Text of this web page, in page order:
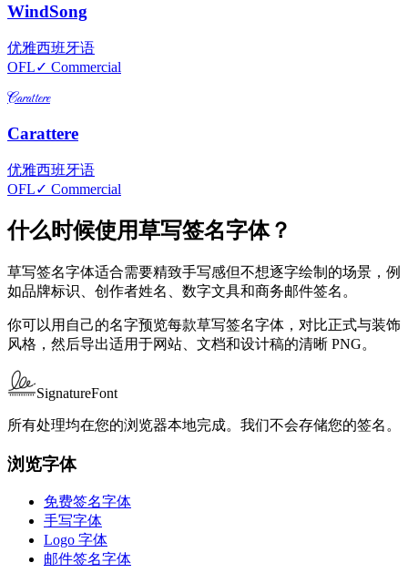
WindSong
优雅西班牙语
OFL✓ Commercial
Carattere
Carattere
优雅西班牙语
OFL✓ Commercial
什么时候使用草写签名字体？
草写签名字体适合需要精致手写感但不想逐字绘制的场景，例
如品牌标识、创作者姓名、数字文具和商务邮件签名。
你可以用自己的名字预览每款草写签名字体，对比正式与装饰
风格，然后导出适用于网站、文档和设计稿的清晰 PNG。
SignatureFont
所有处理均在您的浏览器本地完成。我们不会存储您的签名。
浏览字体
免费签名字体
手写字体
Logo 字体
邮件签名字体